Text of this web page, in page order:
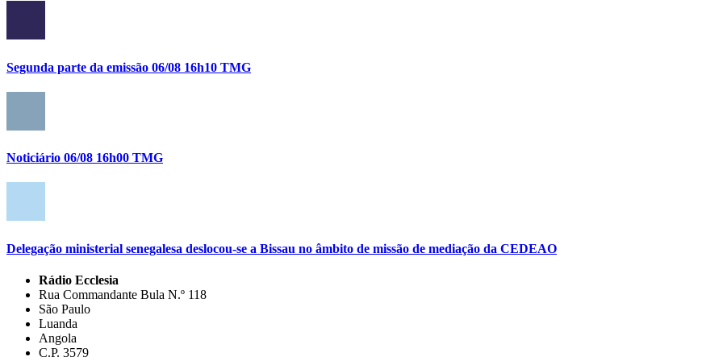
Segunda parte da emissão 06/08 16h10 TMG
Noticiário 06/08 16h00 TMG
Delegação ministerial senegalesa deslocou-se a Bissau no âmbito de missão de mediação da CEDEAO
Rádio Ecclesia
Rua Commandante Bula N.º 118
São Paulo
Luanda
Angola
C.P. 3579